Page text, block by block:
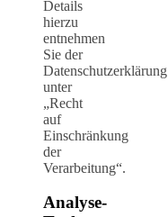
Details
hierzu
entnehmen
Sie der
Datenschutzerklärung
unter
„Recht
auf
Einschränkung
der
Verarbeitung“.
Analyse-